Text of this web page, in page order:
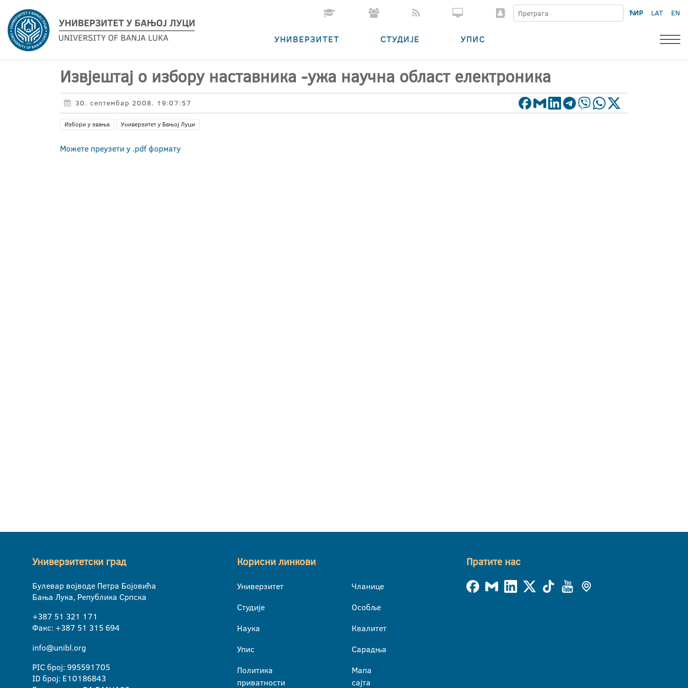
ЋИР LAT EN
УНИВЕРЗИТЕТ СТУДИЈЕ УПИС
Извјештај о избору наставника -ужа научна област електроника
30. септембар 2008. 19:07:57
Избори у звања Универзитет у Бањој Луци
Можете преузети у .pdf формату
Универзитетски град
Булевар војводе Петра Бојовића
Бања Лука, Република Српска
+387 51 321 171
Факс: +387 51 315 694
info@unibl.org
PIC број: 995591705
ID број: E10186843
Корисни линкови
Универзитет
Студије
Наука
Упис
Политика
приватности
Чланице
Особље
Квалитет
Сарадња
Мапа
сајта
Пратите нас